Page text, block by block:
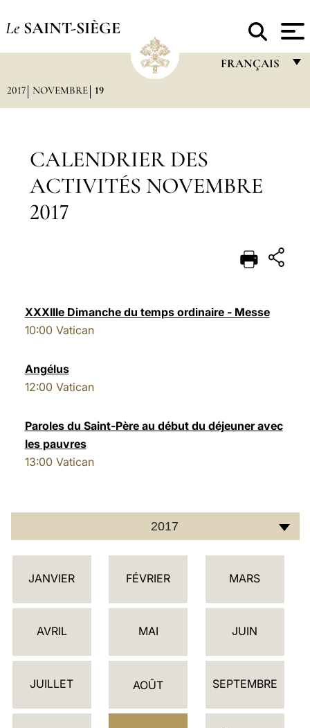
Le SAINT-SIÈGE
FRANÇAIS
POLSKI
中文
2017 NOVEMBRE 19
CALENDRIER DES
ACTIVITÉS NOVEMBRE
2017
XXXIIIe Dimanche du temps ordinaire - Messe
10:00 Vatican
Angélus
12:00 Vatican
Paroles du Saint-Père au début du déjeuner avec
les pauvres
13:00 Vatican
2017
C
L
D
I
JANVIER FÉVRIER MARS
AVRIL MAI JUIN
JUILLET AOÛT SEPTEMBRE